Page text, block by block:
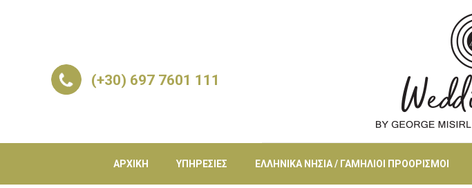
(+30) 697 7601 111
ΑΡΧΙΚΉ ΥΠΗΡΕΣΊΕΣ ΕΛΛΗΝΙΚΆ ΝΗΣΙΆ / ΓΑΜΉΛΙΟΙ ΠΡΟΟΡΙΣΜΟΊ